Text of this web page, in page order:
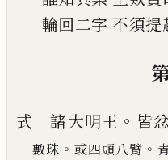
輪回二字 不須提
式 諸大明王 。 皆
數珠 。 或四頭八臂 。